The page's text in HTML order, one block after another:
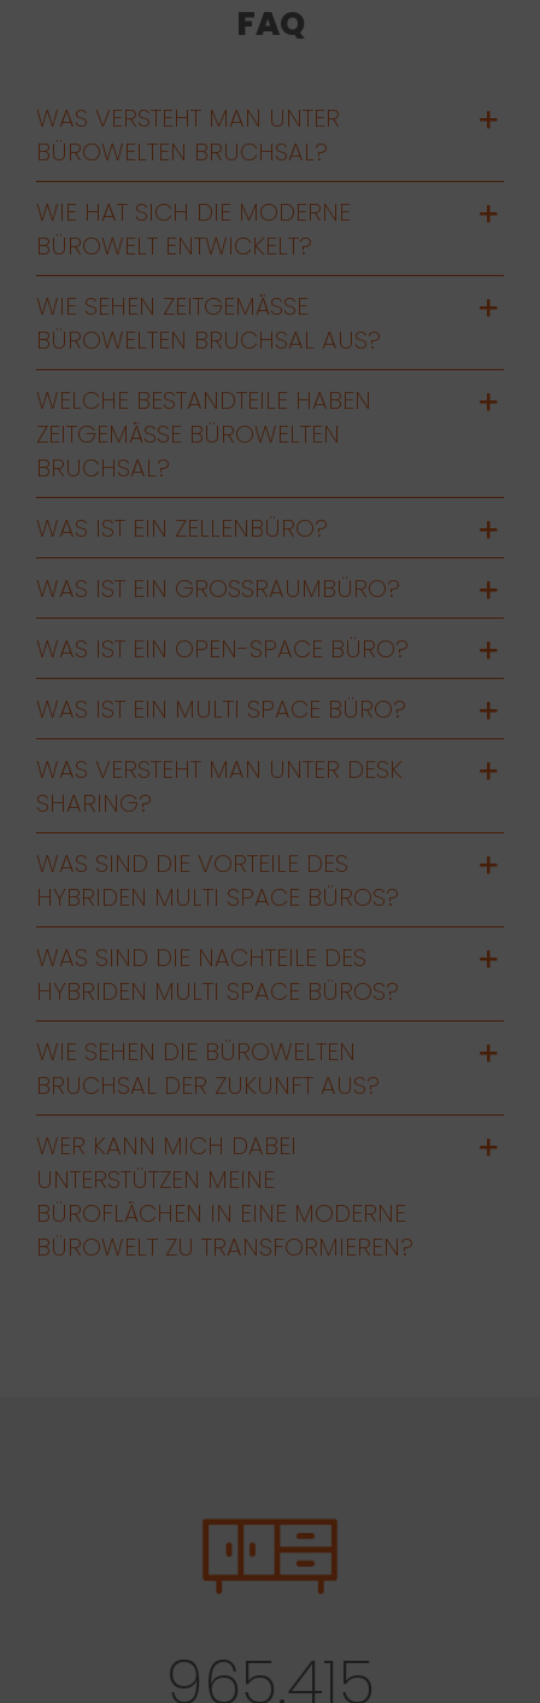
FAQ
WAS VERSTEHT MAN UNTER
BÜROWELTEN BRUCHSAL?
WIE HAT SICH DIE MODERNE
BÜROWELT ENTWICKELT?
WIE SEHEN ZEITGEMÄSSE B
ÜROWELTEN BRUCHSAL AUS?
WELCHE BESTANDTEILE HABEN
ZEITGEMÄSSE BÜROWELTEN B
RUCHSAL?
WAS IST EIN ZELLENBÜRO?
WAS IST EIN GROSSRAUMBÜRO?
WAS IST EIN OPEN-SPACE BÜRO?
WAS IST EIN MULTI SPACE BÜRO?
WAS VERSTEHT MAN UNTER DESK
SHARING?
WAS SIND DIE VORTEILE DES
HYBRIDEN MULTI SPACE BÜROS?
WAS SIND DIE NACHTEILE DES
HYBRIDEN MULTI SPACE BÜROS?
WIE SEHEN DIE BÜROWELTEN
BRUCHSAL DER ZUKUNFT AUS?
WER KANN MICH DABEI
UNTERSTÜTZEN MEINE
BÜROFLÄCHEN IN EINE MODERNE
BÜROWELT ZU TRANSFORMIEREN?
965.415